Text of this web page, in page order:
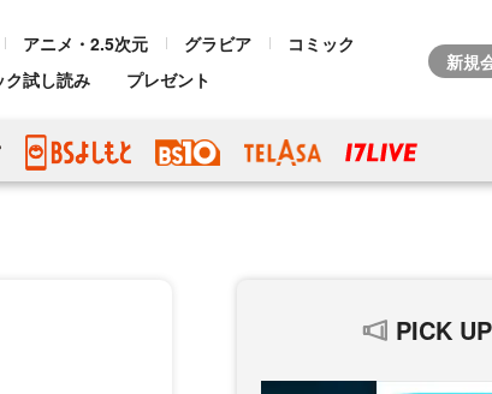
アニメ・2.5次元 グラビア
コミック
ク試し読み プレゼント
PICK UP